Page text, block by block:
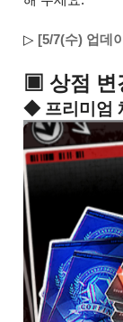
▷ [5/7(수) 업데
▣ 상점 변
◆ 프리미엄